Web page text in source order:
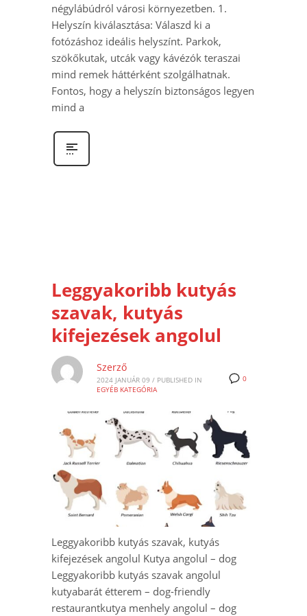
négylábúdról városi környezetben. 1.
Helyszín kiválasztása: Válaszd ki a
fotózáshoz ideális helyszínt. Parkok,
szökőkutak, utcák vagy kávézók teraszai
mind remek háttérként szolgálhatnak.
Fontos, hogy a helyszín biztonságos legyen
mind a
Leggyakoribb kutyás
szavak, kutyás
kifejezések angolul
0
Szerző
2024 JANUÁR 09 / PUBLISHED IN
EGYÉB KATEGÓRIA
Leggyakoribb kutyás szavak, kutyás
kifejezések angolul Kutya angolul – dog
Leggyakoribb kutyás szavak angolul
kutyabarát étterem – dog-friendly
restaurantkutya menhely angolul – dog